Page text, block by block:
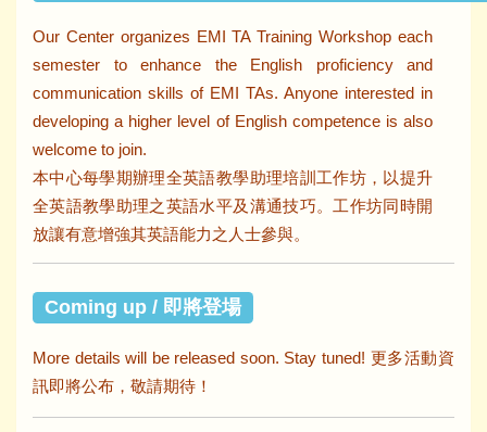
Our Center organizes EMI TA Training Workshop each
semester to enhance the English proficiency and
communication skills of EMI TAs. Anyone interested in
developing a higher level of English competence is also
welcome to join.
本中心每學期辦理全英語教學助理培訓工作坊，以提升
全英語教學助理之英語水平及溝通技巧。工作坊同時開
放讓有意增強其英語能力之人士參與。
Coming up / 即將登場
More details will be released soon. Stay tuned! 更多活動資
訊即將公布，敬請期待！